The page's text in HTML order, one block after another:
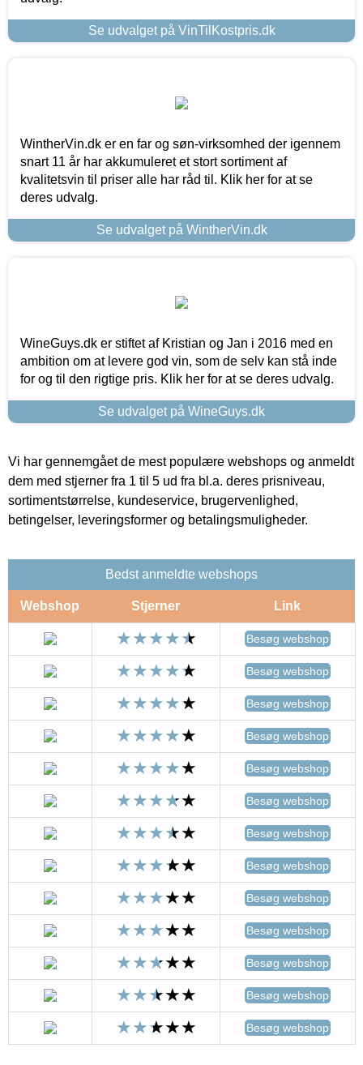
Se udvalget på VinTilKostpris.dk
WintherVin.dk er en far og søn-virksomhed der igennem
snart 11 år har akkumuleret et stort sortiment af
kvalitetsvin til priser alle har råd til. Klik her for at se
deres udvalg.
Se udvalget på WintherVin.dk
WineGuys.dk er stiftet af Kristian og Jan i 2016 med en
ambition om at levere god vin, som de selv kan stå inde
for og til den rigtige pris. Klik her for at se deres udvalg.
Se udvalget på WineGuys.dk
Vi har gennemgået de mest populære webshops og anmeldt
dem med stjerner fra 1 til 5 ud fra bl.a. deres prisniveau,
sortimentstørrelse, kundeservice, brugervenlighed,
betingelser, leveringsformer og betalingsmuligheder.
Bedst anmeldte webshops
Webshop Stjerner Link
Besøg webshop
Besøg webshop
Besøg webshop
Besøg webshop
Besøg webshop
Besøg webshop
Besøg webshop
Besøg webshop
Besøg webshop
Besøg webshop
Besøg webshop
Besøg webshop
Besøg webshop